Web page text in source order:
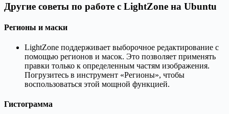
Другие советы по работе с LightZone на Ubuntu
Регионы и маски
LightZone поддерживает выборочное редактирование с
помощью регионов и масок. Это позволяет применять
правки только к определенным частям изображения.
Погрузитесь в инструмент «Регионы», чтобы
воспользоваться этой мощной функцией.
Гистограмма